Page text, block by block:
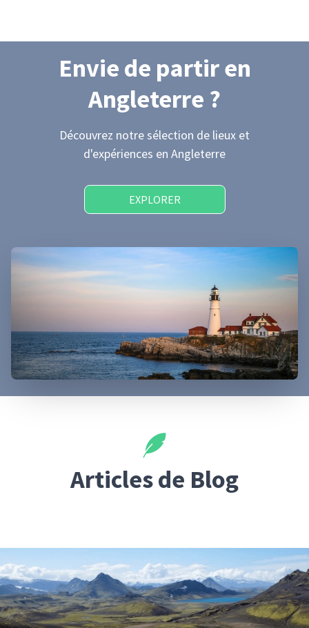
Envie de partiren
Angleterre ?
Découvrez notre sélection de lieux et
d'expériences en Angleterre
EXPLORER
Articles de Blog